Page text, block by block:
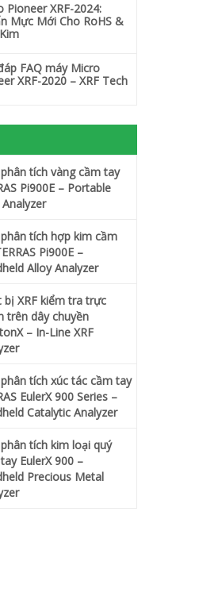
Pioneer XRF-2024:
Mực Mới Cho RoHS &
FAQ máy Micro
XRF-2020 – XRF Tech
tích vàng cầm tay
Pi900E – Portable
tích hợp kim cầm
Pi900E –
Alloy Analyzer
bị XRF kiểm tra trực
trên dây chuyền
– In-Line XRF
tích xúc tác cầm tay
EulerX 900 Series –
Catalytic Analyzer
tích kim loại quý
EulerX 900 –
Precious Metal